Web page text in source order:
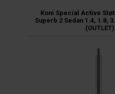
Koni Special Active
Superb 2 Sedan 1.4, 1.8,
(OUTLET)